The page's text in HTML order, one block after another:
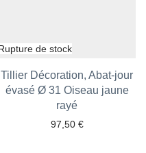
Tillier Décoration, Abat-jour
évasé Ø 31 Oiseau jaune
rayé
97,50 €
Ajouter aux favoris